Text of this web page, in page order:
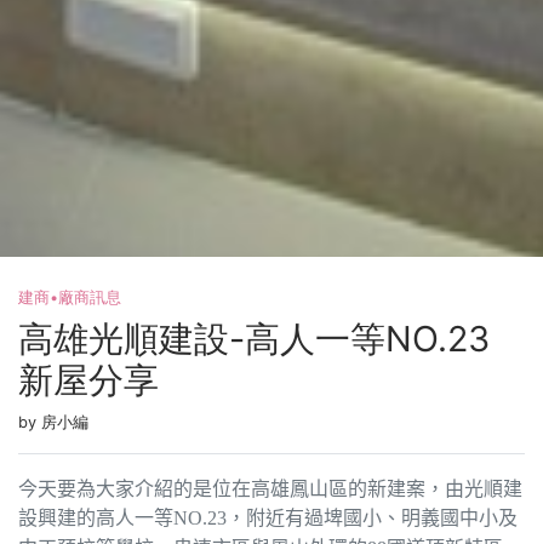
建商•廠商訊息
高雄光順建設-高人一等NO.23
新屋分享
by 房小編
今天要為大家介紹的是位在高雄鳳山區的新建案，由光順建
設興建的高人一等NO.23 ，附近有過埤國小、明義國中小及